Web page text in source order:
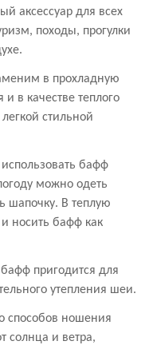
аксессуар для всех
походы, прогулки
в прохладную
и в качестве теплого
стильной
бафф
можно одеть
шапочку. В теплую
носить бафф как
пригодится для
утепления шеи.
способов ношения
солнца и ветра,